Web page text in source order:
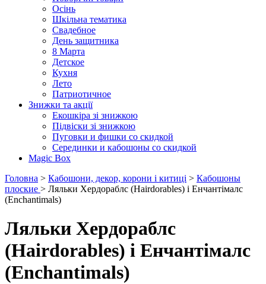
Осінь
Шкільна тематика
Свадебное
День защитника
8 Марта
Детское
Кухня
Лето
Патриотичное
Знижки та акції
Екошкіра зі знижкою
Підвіски зі знижкою
Пуговки и фишки со скидкой
Серединки и кабошоны со скидкой
Magic Box
Головна > Кабошони, декор, корони і китиці > Кабошоны
плоские > Ляльки Хердораблс (Hairdorables) і Енчантімалс
(Enchantimals)
Ляльки Хердораблс
(Hairdorables) і Енчантімалс
(Enchantimals)